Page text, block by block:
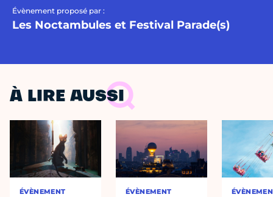
Évènement proposé par :
Les Noctambules et Festival Parade(s)
À LIRE AUSSI
ÉVÈNEMENT ÉVÈNEMENT